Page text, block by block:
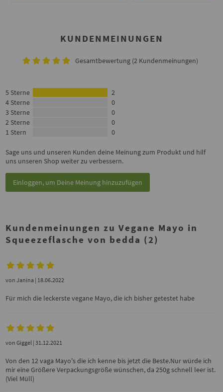
KUNDENMEINUNGEN
Gesamtbewertung (2 Kundenmeinungen)
5 Sterne
2
4 Sterne
0
3 Sterne
0
2 Sterne
0
1 Stern
0
Sage uns und unseren Kunden deine Meinung zum Produkt und hilf
uns unseren Shop weiter zu verbessern.
Einloggen, um Deine Meinung hinzuzufügen
Kundenmeinungen zu Vegane Mayo in
Squeezeflasche von bedda (2)
vonJanina | 18.06.2022
Für mich die leckerste vegane Mayo, die ich bisher getestet habe
vonGiggel | 31.12.2021
Von den 12 vaga Mayo's die ich kenne bis jetzt die Beste.Nur würde ich
mir eine Größere Verpackungsgröße wünschen, da 250g schnell leer ist.
(Viel Müll)